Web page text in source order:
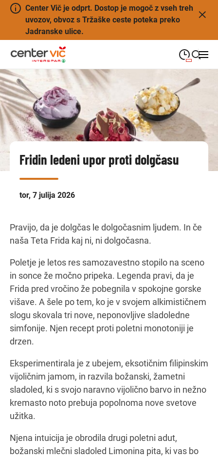
Center Vič je odprt. Dostop je mogoč z vseh treh
uvozov, obvoz s Tržaške ceste poteka preko
Jadranske ulice.
Close search
ponedeljek
PONEDELJEK 21:00
torek
TOREK 09:00—
sreda
SREDA 09:00 — 21:00
četrtek
ČETRTEK 09:00
PETEK
Navodila za pot
Fridin ledeni upor proti dolgčasu
tor, 7 julija 2026
Pravijo, da je dolgčas le dolgočasnim ljudem. In če
naša Teta Frida kaj ni, ni dolgočasna.
Poletje je letos res samozavestno stopilo na sceno
in sonce že močno pripeka. Legenda pravi, da je
Frida pred vročino že pobegnila v spokojne gorske
višave. A šele po tem, ko je v svojem alkimističnem
slogu skovala tri nove, neponovljive sladoledne
simfonije. Njen recept proti poletni monotoniji je
drzen.
Eksperimentirala je z ubejem, eksotičnim filipinskim
vijoličnim jamom, in razvila božanski, žametni
sladoled, ki s svojo naravno vijolično barvo in nežno
kremasto noto prebuja popolnoma nove svetove
užitka.
Njena intuicija je obrodila drugi poletni adut,
božanski mlečni sladoled Limonina pita, ki vas bo